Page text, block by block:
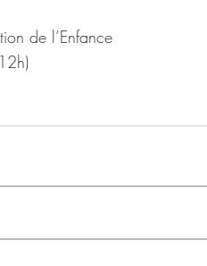
de l’Enfance